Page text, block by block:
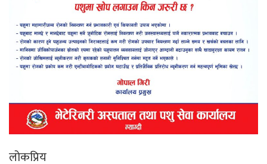
ताजा समाचार
गलेश्वर, पाखाथर र रुममा गठबन्धनको घरदैलो